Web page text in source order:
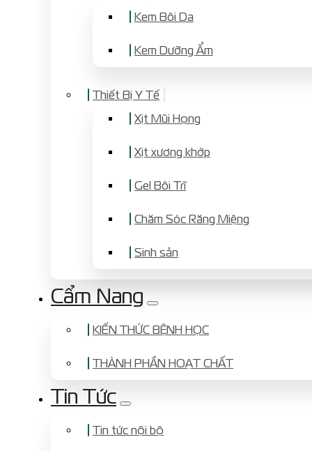
Kem Bôi Da
Kem Dưỡng Ẩm
Thiết Bị Y Tế
Xịt Mũi Họng
Xịt xương khớp
Gel Bôi Trĩ
Chăm Sóc Răng Miệng
Sinh sản
Cẩm Nang
KIẾN THỨC BỆNH HỌC
THÀNH PHẦN HOẠT CHẤT
Tin Tức
Tin tức nội bộ